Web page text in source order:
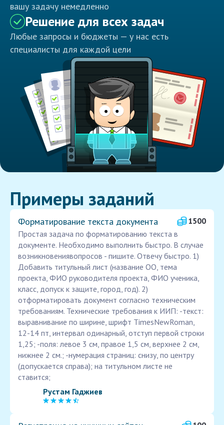
вашу задачу немедленно
Решение для всех задач
Любые запросы и бюджеты — у нас есть
специалисты для каждой цели
Примеры заданий
Форматирование текста документа
1500
Простая задача по форматированию текста в
документе. Необходимо выполнить быстро. В случае
возникновениявопросов - пишите. Отвечу быстро. 1)
Добавить титульный лист (название ОО, тема
проекта, ФИО руководителя проекта, ФИО ученика,
класс, допуск к защите, город, год). 2)
отформатировать документ согласно техническим
требованиям. Технические требования к ИИП: -текст:
выравнивание по ширине, шрифт TimesNewRoman,
12-14 пт, интервал одинарный, отступ первой строки
1,25; -поля: левое 3 см, правое 1,5 см, верхнее 2 см,
нижнее 2 см.; -нумерация страниц: снизу, по центру
(допускается справа); на титульном листе не
ставится;
Рустам Гаджиев